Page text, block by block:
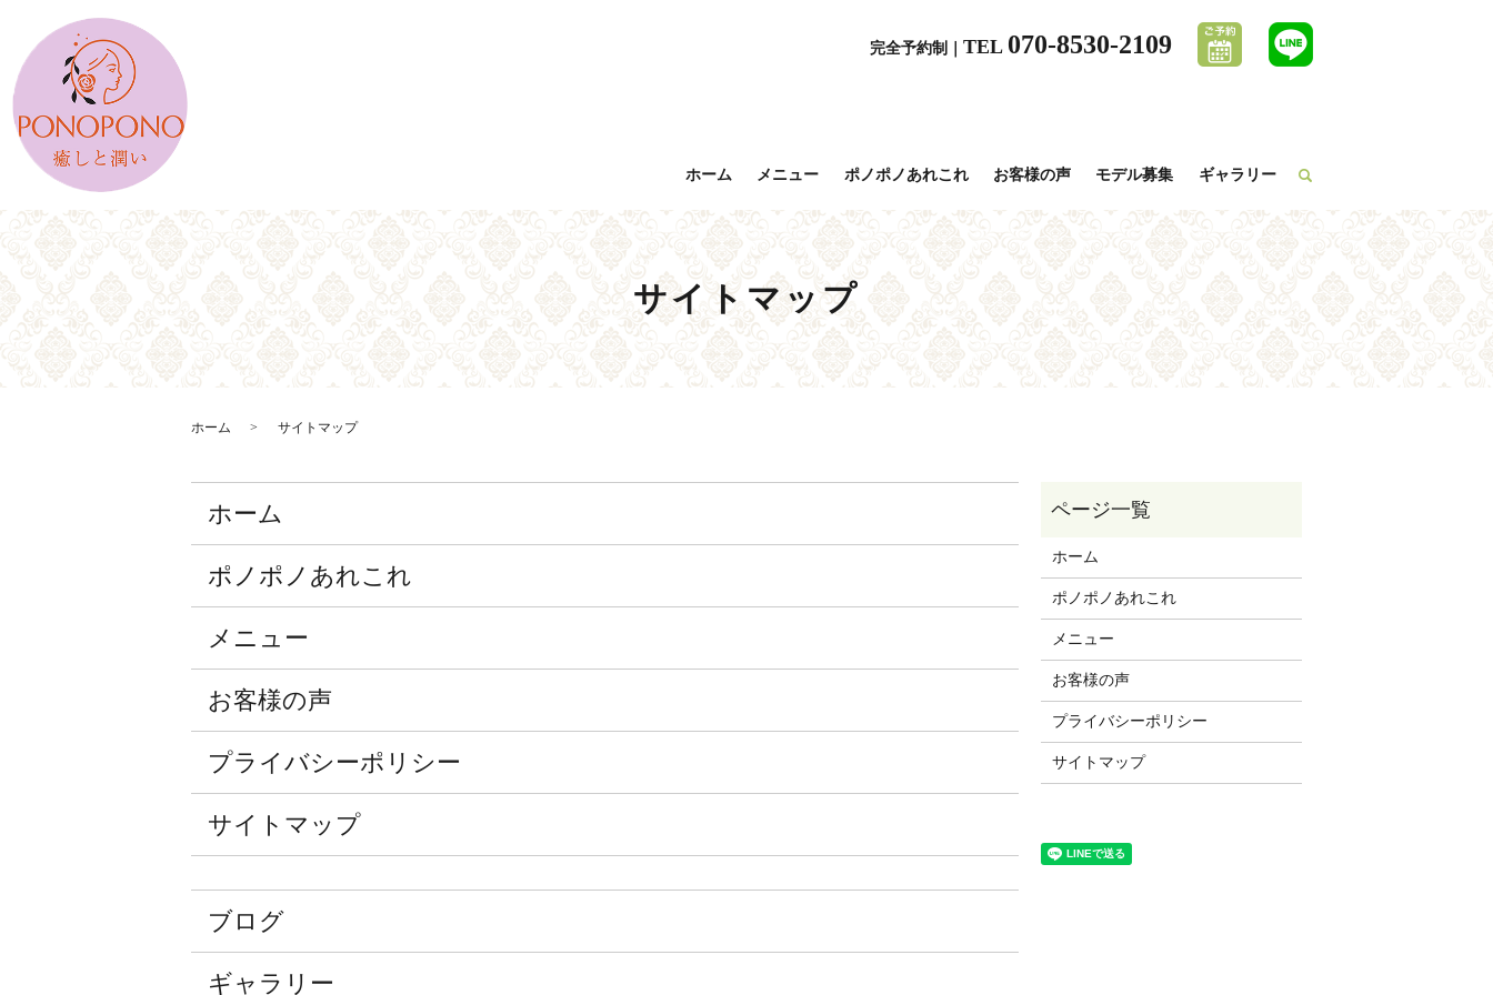
ホーム メニュー ポノポノあれこれ お客様の声 モデル募集 ギャラリー
完全予約制｜ TEL 070-8530-2109
サイトマップ
ホーム サイトマップ
ホーム
ポノポノあれこれ
メニュー
お客様の声
プライバシーポリシー
サイトマップ
ブログ
ギャラリー
ホーム
ポノポノあれこれ
メニュー
お客様の声
プライバシーポリシー
サイトマップ